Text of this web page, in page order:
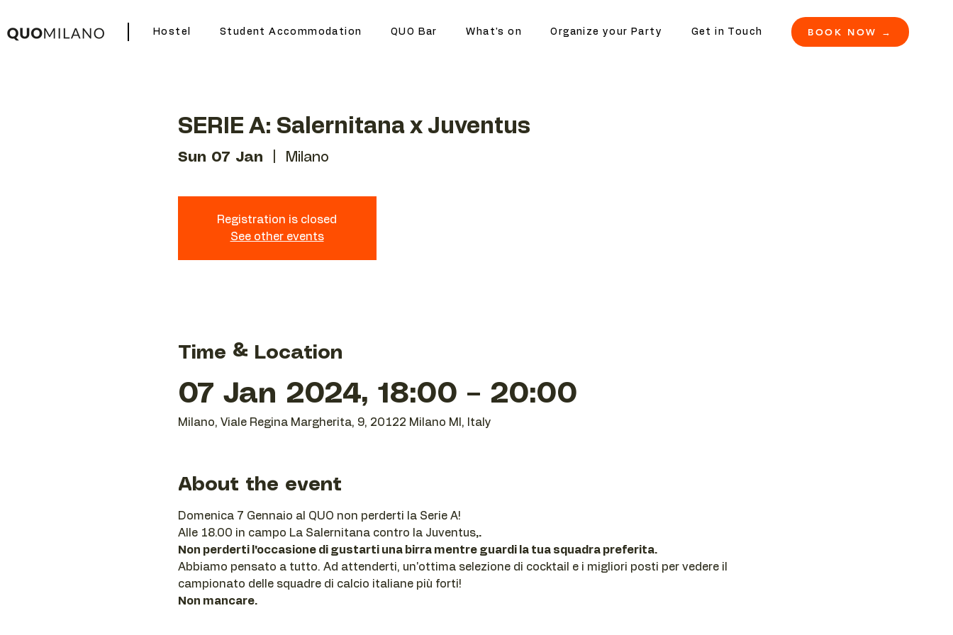
Hostel Student Accommodation QUO Bar What's on Organize your Party Get in Touch BOOK NOW →
SERIE A: Salernitana x Juventus
Sun 07 Jan Milano
Registration is closed
See other events
Time & Location
07 Jan 2024, 18:00 – 20:00
Milano, Viale Regina Margherita, 9, 20122 Milano MI, Italy
About the event
Domenica 7 Gennaio al QUO non perderti la Serie A!
Alle 18.00 in campo La Salernitana contro la Juventus,.
Non perderti l'occasione di gustarti una birra mentre guardi la tua squadra preferita.
Abbiamo pensato a tutto. Ad attenderti, un'ottima selezione di cocktail e i migliori posti per vedere il
campionato delle squadre di calcio italiane più forti!
Non mancare.